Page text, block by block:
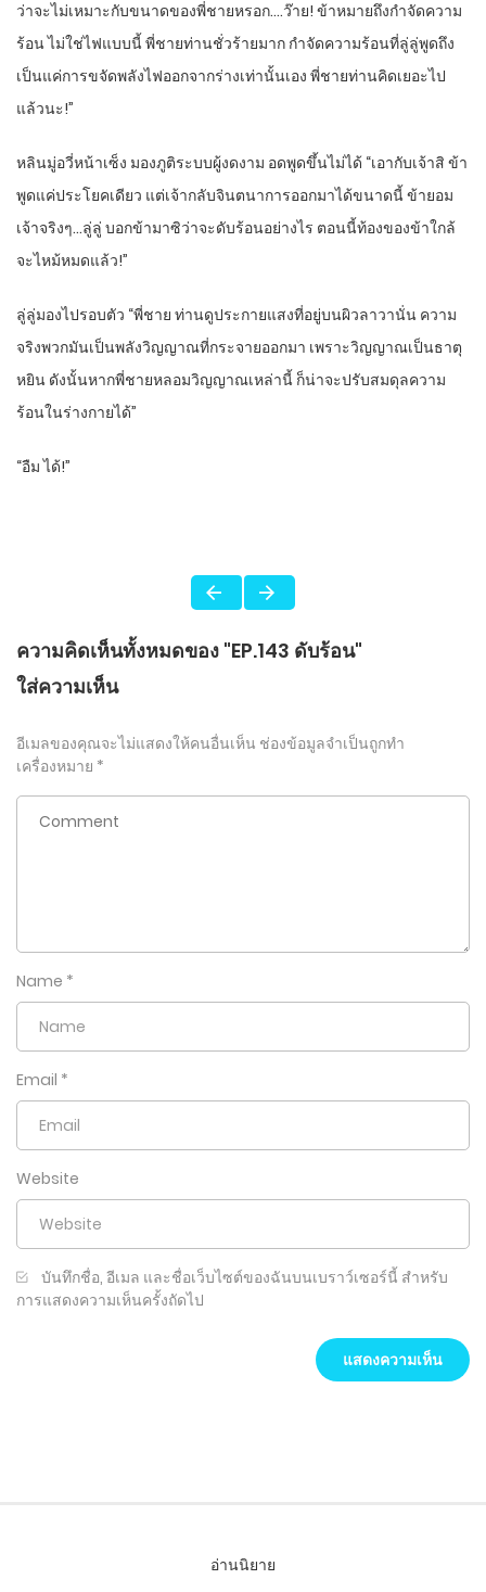
ว่าจะไม่เหมาะกับขนาดของพี่ชายหรอก….ว๊าย! ข้าหมายถึงกำจัดความ
ร้อน ไม่ใช่ไฟแบบนี้ พี่ชายท่านชั่วร้ายมาก กำจัดความร้อนที่ลู่ลู่พูดถึง
เป็นแค่การขจัดพลังไฟออกจากร่างเท่านั้นเอง พี่ชายท่านคิดเยอะไป
แล้วนะ!”
หลินมู่อวี่หน้าเซ็ง มองภูติระบบผู้งดงาม อดพูดขึ้นไม่ได้ “เอากับเจ้าสิ ข้า
พูดแค่ประโยคเดียว แต่เจ้ากลับจินตนาการออกมาได้ขนาดนี้ ข้ายอม
เจ้าจริงๆ…ลู่ลู่ บอกข้ามาซิว่าจะดับร้อนอย่างไร ตอนนี้ท้องของข้าใกล้
จะไหม้หมดแล้ว!”
ลู่ลู่มองไปรอบตัว “พี่ชาย ท่านดูประกายแสงที่อยู่บนผิวลาวานั่น ความ
จริงพวกมันเป็นพลังวิญญาณที่กระจายออกมา เพราะวิญญาณเป็นธาตุ
หยิน ดังนั้นหากพี่ชายหลอมวิญญาณเหล่านี้ ก็น่าจะปรับสมดุลความ
ร้อนในร่างกายได้”
“อืม ได้!”
ความคิดเห็นทั้งหมดของ "EP.143 ดับร้อน"
ใส่ความเห็น
อีเมลของคุณจะไม่แสดงให้คนอื่นเห็น ช่องข้อมูลจำเป็นถูกทำ
เครื่องหมาย *
Name *
Email *
Website
บันทึกชื่อ, อีเมล และชื่อเว็บไซต์ของฉันบนเบราว์เซอร์นี้ สำหรับ
การแสดงความเห็นครั้งถัดไป
อ่านนิยาย